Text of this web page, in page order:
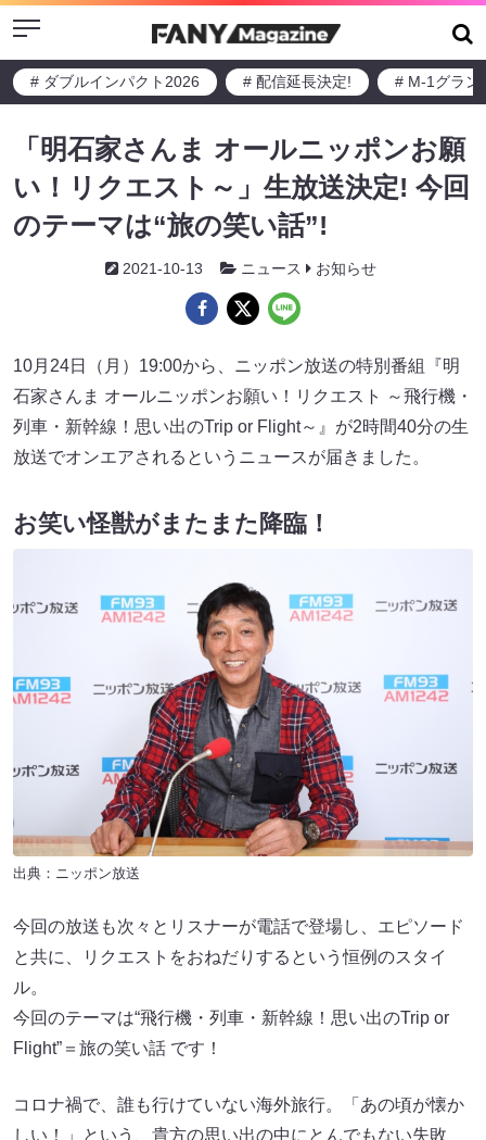
Menu
# ダブルインパクト2026 # 配信延長決定! # M-1グラン
「明石家さんま オールニッポンお願
い！リクエスト～」生放送決定! 今回
のテーマは“旅の笑い話”!
2021-10-13 ニュース お知らせ
10月24日（月）19:00から、ニッポン放送の特別番組『明
石家さんま オールニッポンお願い！リクエスト ～飛行機・
列車・新幹線！思い出のTrip or Flight～』が2時間40分の生
放送でオンエアされるというニュースが届きました。
お笑い怪獣がまたまた降臨！
出典：ニッポン放送
今回の放送も次々とリスナーが電話で登場し、エピソード
と共に、リクエストをおねだりするという恒例のスタイ
ル。
今回のテーマは“飛行機・列車・新幹線！思い出のTrip or
Flight”＝旅の笑い話 です！
コロナ禍で、誰も行けていない海外旅行。「あの頃が懐か
しい！」という、貴方の思い出の中にとんでもない失敗